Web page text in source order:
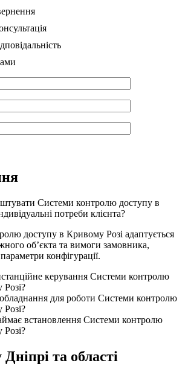
Системи контролю доступу в
потреби клієнта?
доступу в Кривому Розі адаптується
об’єкта та вимоги замовника,
конфігурації.
керування Системи контролю
для роботи Системи контролю
встановлення Системи контролю
та області